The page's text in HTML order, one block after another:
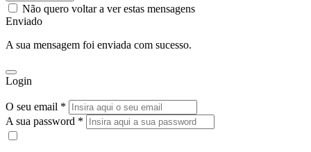
Não quero voltar a ver estas mensagens
Enviado
A sua mensagem foi enviada com sucesso.
Login
O seu email *
A sua password *